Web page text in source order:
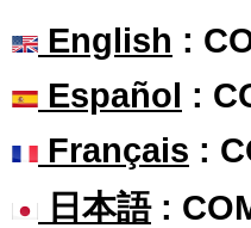
English :
Español :
Français :
日本語: